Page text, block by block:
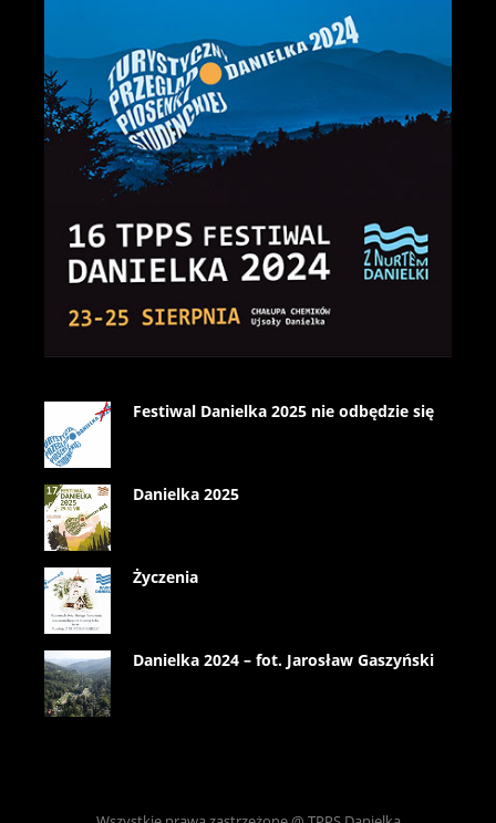
Festiwal Danielka 2025 nie odbędzie się
Danielka 2025
Życzenia
Danielka 2024 – fot. Jarosław Gaszyński